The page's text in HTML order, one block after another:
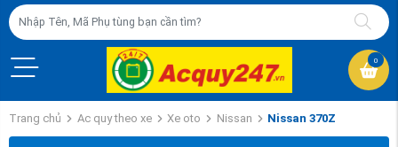
0
Trang chủ Ac quy theo xe Xe oto Nissan Nissan 370Z